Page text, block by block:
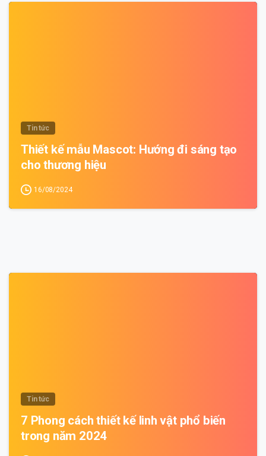
Tin tức
Thiết kế mẫu Mascot: Hướng đi sáng tạo
cho thương hiệu
16/08/2024
Tin tức
7 Phong cách thiết kế linh vật phổ biến
trong năm 2024